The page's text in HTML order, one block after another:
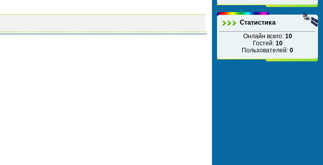
Статистика
Онлайн всего: 10
Гостей: 10
Пользователей: 0